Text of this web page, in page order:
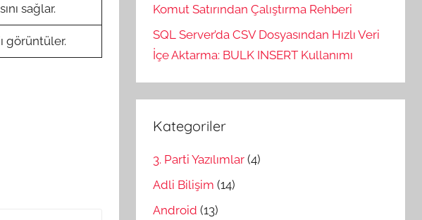
sağlar.
görüntüler.
Komut Satırından Çalıştırma Rehberi
SQL Server’da CSV Dosyasından Hızlı Veri
İçe Aktarma: BULK INSERT Kullanımı
Kategoriler
3. Parti Yazılımlar (4)
Adli Bilişim (14)
Android (13)